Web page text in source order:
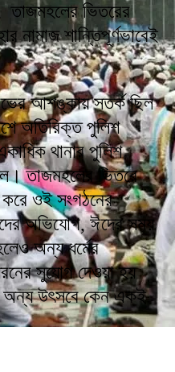
তাজমহলের ভিতরের
নামাজ শান্তিপূর্ণভাবেই
আশঙ্কায় সতর্ক ছিল
অতিরিক্ত পুলিশ
থানার পুলিশ
তাজমহলের ভিতরে
করে ওই সংগঠনের
অভিযোগ, ঈদের সময়
অন্য ধর্মের
সুযোগ দেওয়া হয়
অন্য উৎসবে কেন একই